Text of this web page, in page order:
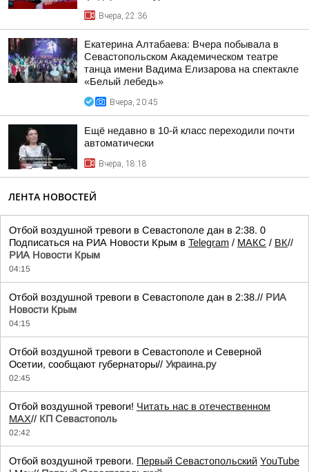
Вчера, 22:36
Екатерина Алтабаева: Вчера побывала в
Севастопольском Академическом театре
танца имени Вадима Елизарова на спектакле
«Белый лебедь»
Вчера, 20:45
Ещё недавно в 10-й класс переходили почти
автоматически
Вчера, 18:18
ЛЕНТА НОВОСТЕЙ
Отбой воздушной тревоги в Севастополе дан в 2:38. 0
Подписаться на РИА Новости Крым в Telegram / МАКС / ВК//
РИА Новости Крым
04:15
Отбой воздушной тревоги в Севастополе дан в 2:38.// РИА
Новости Крым
04:15
Отбой воздушной тревоги в Севастополе и Северной
Осетии, сообщают губернаторы// Украина.ру
02:45
Отбой воздушной тревоги! Читать нас в отечественном
MAX// КП Севастополь
02:42
Отбой воздушной тревоги. Первый Севастопольский YouTube